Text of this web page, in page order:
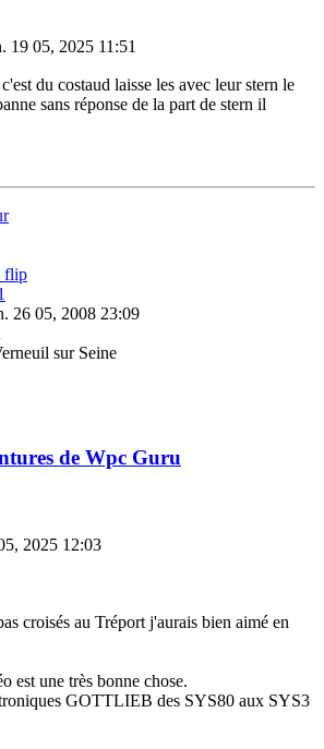
19 05, 2025 11:51
du costaud laisse les avec leur stern le
sans réponse de la part de stern il
flip
26 05, 2008 23:09
sur Seine
de Wpc Guru
2025 12:03
croisés au Tréport j'aurais bien aimé en
est une très bonne chose.
GOTTLIEB des SYS80 aux SYS3